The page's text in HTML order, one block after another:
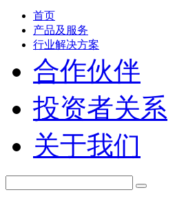
首页
产品及服务
行业解决方案
合作伙伴
投资者关系
关于我们